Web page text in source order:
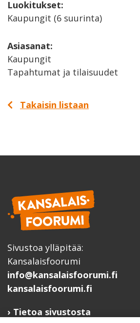
Luokitukset:
Kaupungit (6 suurinta)
Asiasanat:
Kaupungit
Tapahtumat ja tilaisuudet
Takaisin listaan
Sivustoa ylläpitää:
Kansalaisfoorumi
info@kansalaisfoorumi.fi
kansalaisfoorumi.fi
Tietoa sivustosta